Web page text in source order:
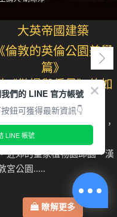
大英帝國建築
《倫敦的英倫公園美學
篇》
從《傲慢與偏見》的如
畫式公園談起
的公園綠地系統幅員廣大，
市區知名的皇家公園系統
近郊的皇家植物園邱園、漢
宮公園.....
瞭解更多
們的 LINE 官方帳號
鈕可獲得最新資訊👇
LINE 帳號